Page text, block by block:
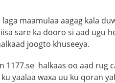
maamulaa aagag kala
sare ka dooro si aad ugu
joogto khuseeya.
1177.se halkaas oo aad rug
yaalaa waxa uu ku qoran